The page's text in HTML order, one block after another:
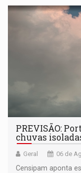
negras
PREVISÃO:
chuvas
Geral 06 de
Censipam aponta